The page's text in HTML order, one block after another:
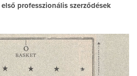
első professzionális szerződések